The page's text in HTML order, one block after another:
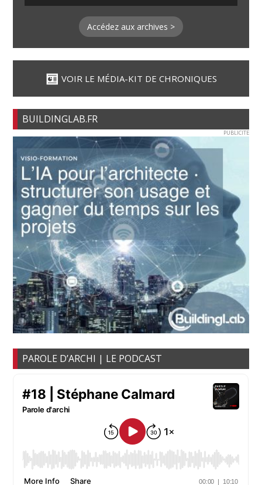
Accédez aux archives >
VOIR LE MÉDIA-KIT DE CHRONIQUES
BUILDINGLAB.FR
PUBLICITE
PAROLE D’ARCHI | LE PODCAST